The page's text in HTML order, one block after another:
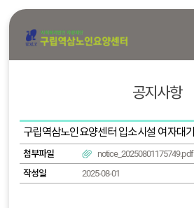
공지사항
첨부파일
notice_20250801175749.pdf
작성일
2025-08-01